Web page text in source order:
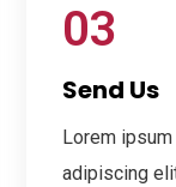
03
Send Us
Lorem
adipiscing